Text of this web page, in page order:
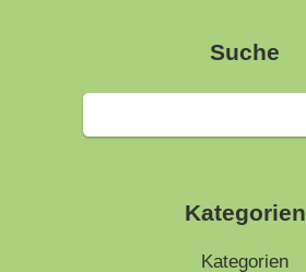
Suche
Suchen
Kategorien
Kategorien